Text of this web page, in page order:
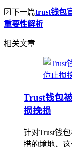
下一篇trust钱包
重要性解析
相关文章
Trust钱包
损挽损
针对Trust钱
措的境地，